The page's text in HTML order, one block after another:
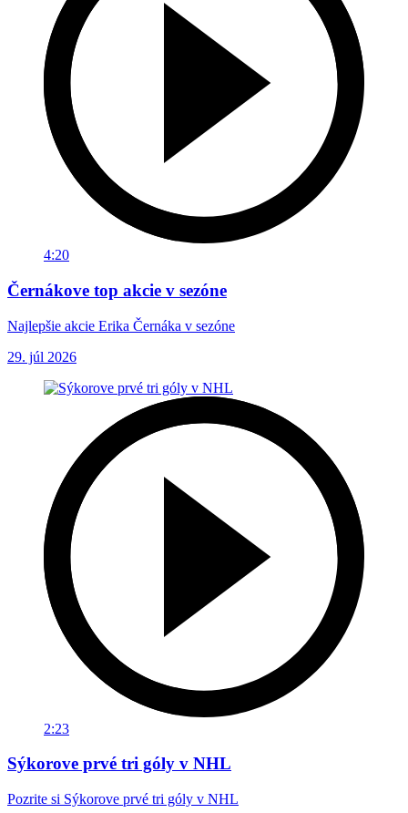
4:20
Černákove top akcie v sezóne
Najlepšie akcie Erika Černáka v sezóne
29. júl 2026
2:23
Sýkorove prvé tri góly v NHL
Pozrite si Sýkorove prvé tri góly v NHL